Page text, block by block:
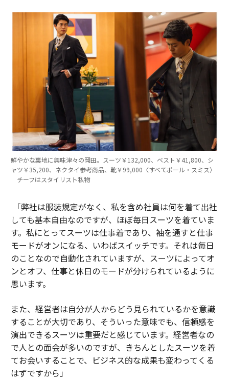
鮮やかな裏地に興味津々の岡田。スーツ￥132,000、ベスト￥41,800、シ
ャツ￥35,200、ネクタイ参考商品、靴￥99,000〈すべてポール・スミス〉
チーフはスタイリスト私物
「弊社は服装規定がなく、私を含め社員は何を着て出社
しても基本自由なのですが、ほぼ毎日スーツを着ていま
す。私にとってスーツは仕事着であり、袖を通すと仕事
モードがオンになる、いわばスイッチです。それは毎日
のことなので自動化されていますが、スーツによってオ
ンとオフ、仕事と休日のモードが分けられているように
思います。
また、経営者は自分が人からどう見られているかを意識
することが大切であり、そういった意味でも、信頼感を
演出できるスーツは重要だと感じています。経営者なの
で人との面会が多いのですが、きちんとしたスーツを着
てお会いすることで、ビジネス的な成果も変わってくる
はずですから」